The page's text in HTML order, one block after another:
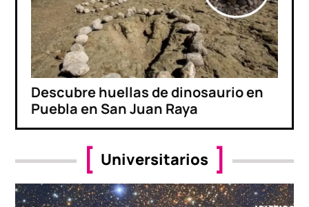
Descubre huellas de dinosaurio en
Puebla en San Juan Raya
Universitarios